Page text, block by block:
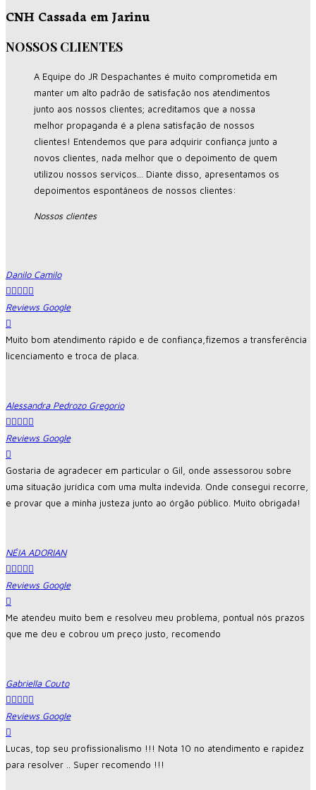
CNH Cassada em Jarinu
NOSSOS CLIENTES
A Equipe do JR Despachantes é muito comprometida em
manter um alto padrão de satisfação nos atendimentos
junto aos nossos clientes; acreditamos que a nossa
melhor propaganda é a plena satisfação de nossos
clientes! Entendemos que para adquirir confiança junto a
novos clientes, nada melhor que o depoimento de quem
utilizou nossos serviços... Diante disso, apresentamos os
depoimentos espontâneos de nossos clientes:
Nossos clientes
Danilo Camilo

Reviews Google
Muito bom atendimento rápido e de confiança,fizemos a transferência
licenciamento e troca de placa.
Alessandra Pedrozo Gregorio

Reviews Google
Gostaria de agradecer em particular o Gil, onde assessorou sobre
uma situação jurídica com uma multa indevida. Onde consegui recorre,
e provar que a minha justeza junto ao órgão público. Muito obrigada!
NÉIA ADORIAN

Reviews Google
Me atendeu muito bem e resolveu meu problema, pontual nós prazos
que me deu e cobrou um preço justo, recomendo
Gabriella Couto

Reviews Google
Lucas, top seu profissionalismo !!! Nota 10 no atendimento e rapidez
para resolver .. Super recomendo !!!